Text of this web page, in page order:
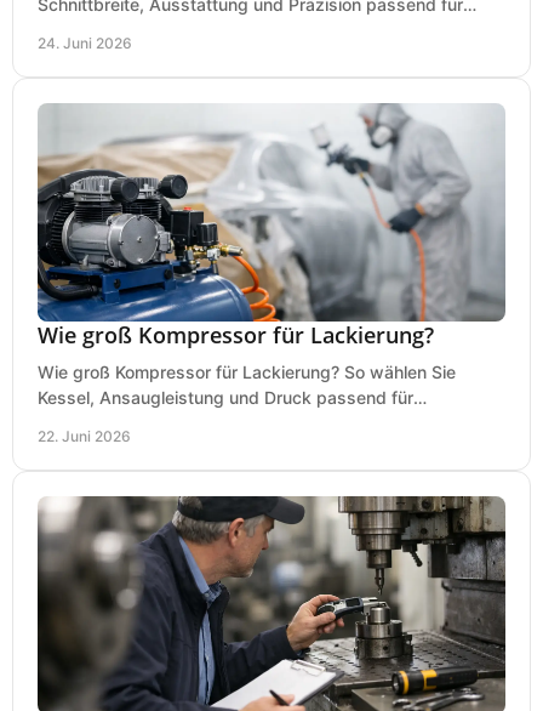
24. Juni 2026
Wie groß Kompressor für Lackierung?
Wie groß Kompressor für Lackierung? So wählen Sie
Kessel, Ansaugleistung und Druck passend für
22. Juni 2026